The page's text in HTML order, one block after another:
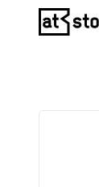
Posjetite